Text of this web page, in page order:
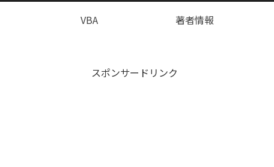
VBA 著者情報
スポンサードリンク